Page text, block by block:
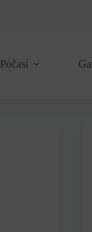
Počasí